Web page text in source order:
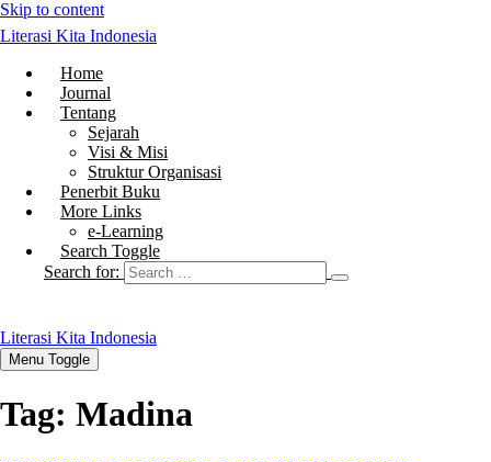
Skip to content
Literasi Kita Indonesia
Home
Journal
Tentang
Sejarah
Visi & Misi
Struktur Organisasi
Penerbit Buku
More Links
e-Learning
Search Toggle
Search for:
Literasi Kita Indonesia
Menu Toggle
Tag: Madina